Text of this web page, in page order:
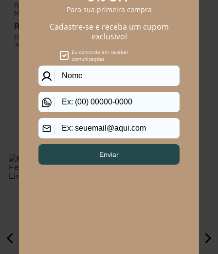
BLUSA FEMININO
MANGA CURTA JEANS
R$ 90
Em até
juros
BLUSA FEMININO
MANGA CURTA
R$149, 90
Em até
CARREGAR MAIS PRODUTOS
Você vai se interessar